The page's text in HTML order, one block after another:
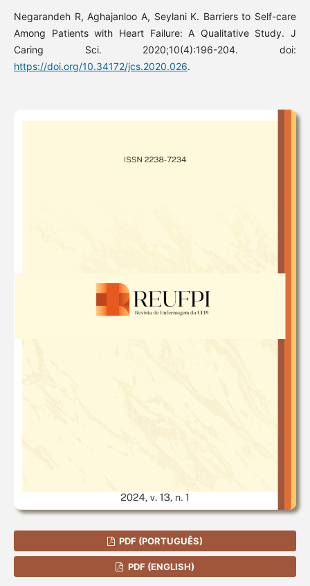
Negarandeh R, Aghajanloo A, Seylani K. Barriers to Self-care
Among Patients with Heart Failure: A Qualitative Study. J
Caring Sci. 2020;10(4):196-204. doi:
https://doi.org/10.34172/jcs.2020.026.
PDF (PORTUGUÊS)
PDF (ENGLISH)